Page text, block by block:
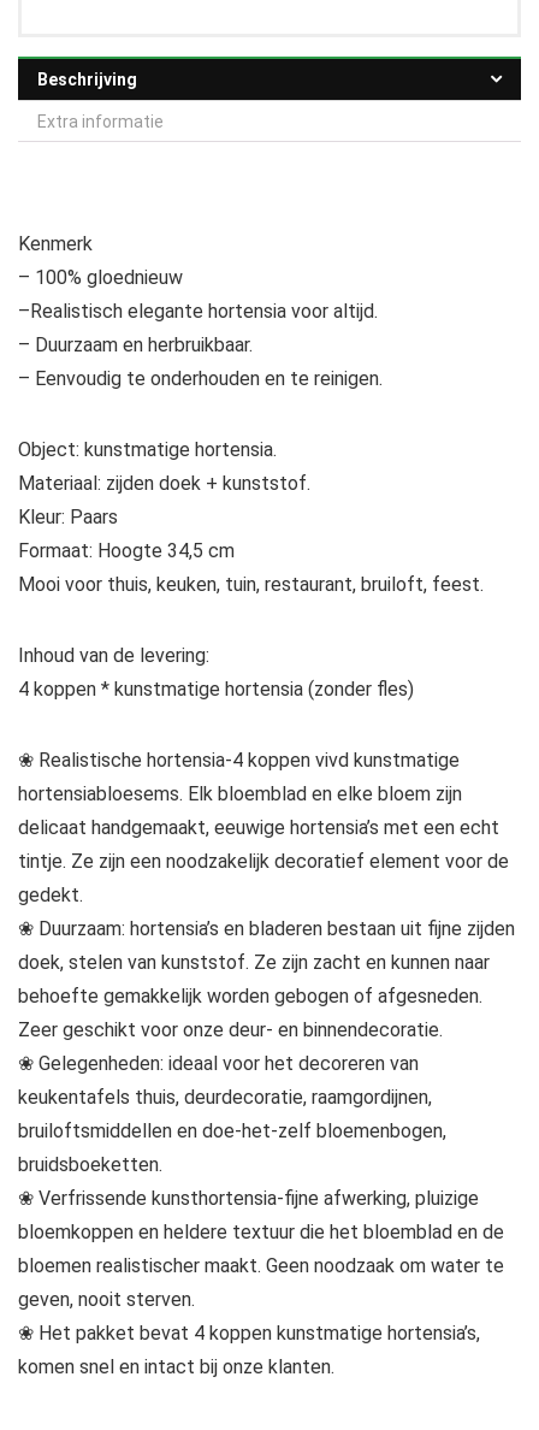
Beschrijving
Extra informatie
Kenmerk
– 100% gloednieuw
–Realistisch elegante hortensia voor altijd.
– Duurzaam en herbruikbaar.
– Eenvoudig te onderhouden en te reinigen.
Object: kunstmatige hortensia.
Materiaal: zijden doek + kunststof.
Kleur: Paars
Formaat: Hoogte 34,5 cm
Mooi voor thuis, keuken, tuin, restaurant, bruiloft, feest.
Inhoud van de levering:
4 koppen * kunstmatige hortensia (zonder fles)
❀ Realistische hortensia-4 koppen vivd kunstmatige
hortensiabloesems. Elk bloemblad en elke bloem zijn
delicaat handgemaakt, eeuwige hortensia’s met een echt
tintje. Ze zijn een noodzakelijk decoratief element voor de
gedekt.
❀ Duurzaam: hortensia’s en bladeren bestaan uit fijne zijden
doek, stelen van kunststof. Ze zijn zacht en kunnen naar
behoefte gemakkelijk worden gebogen of afgesneden.
Zeer geschikt voor onze deur- en binnendecoratie.
❀ Gelegenheden: ideaal voor het decoreren van
keukentafels thuis, deurdecoratie, raamgordijnen,
bruiloftsmiddellen en doe-het-zelf bloemenbogen,
bruidsboeketten.
❀ Verfrissende kunsthortensia-fijne afwerking, pluizige
bloemkoppen en heldere textuur die het bloemblad en de
bloemen realistischer maakt. Geen noodzaak om water te
geven, nooit sterven.
❀ Het pakket bevat 4 koppen kunstmatige hortensia’s,
komen snel en intact bij onze klanten.